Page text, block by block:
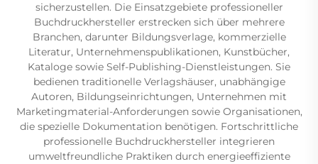
sicherzustellen. Die Einsatzgebiete professioneller
Buchdruckhersteller erstrecken sich über mehrere
Branchen, darunter Bildungsverlage, kommerzielle
Literatur, Unternehmenspublikationen, Kunstbücher,
Kataloge sowie Self-Publishing-Dienstleistungen. Sie
bedienen traditionelle Verlagshäuser, unabhängige
Autoren, Bildungseinrichtungen, Unternehmen mit
Marketingmaterial-Anforderungen sowie Organisationen,
die spezielle Dokumentation benötigen. Fortschrittliche
professionelle Buchdruckhersteller integrieren
umweltfreundliche Praktiken durch energieeffiziente